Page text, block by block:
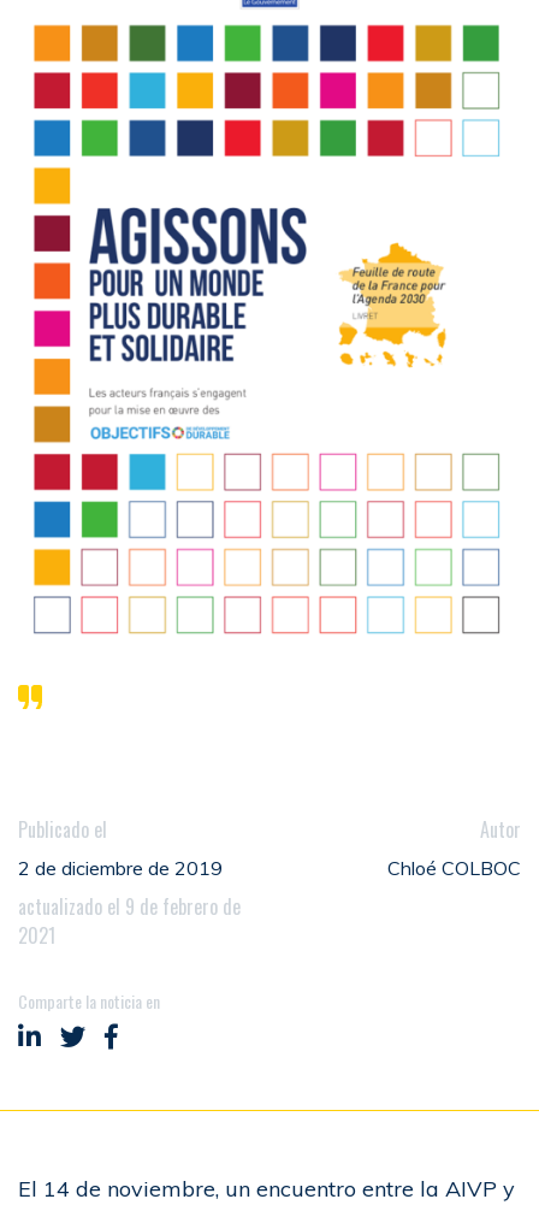
Publicado el
2 de diciembre de 2019
actualizado el 9 de febrero de
2021
Autor
Chloé COLBOC
Comparte la noticia en
Compartir en LinkedIn
Compartir en Twitter
Compartir en Facebook
El 14 de noviembre, un encuentro entre la AIVP y